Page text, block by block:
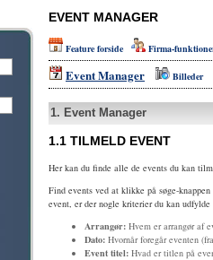
EVENT MANAGER
Feature forside Firma-
Event Manager Billeder
1. Event Manager
1.1 TILMELD EVENT
Her kan du finde alle de events du kan
Find events ved at klikke på søge-
event, er der nogle kriterier du kan
Arrangør: Hvem er arrangør af
Dato: Hvornår foregår eventen
Event titel: Hvad er titlen på